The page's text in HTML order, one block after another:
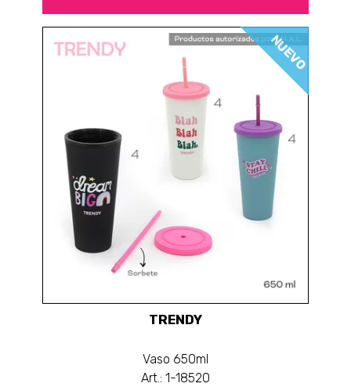
NUEVO
TRENDY
Vaso 650ml
Art.: 1-18520